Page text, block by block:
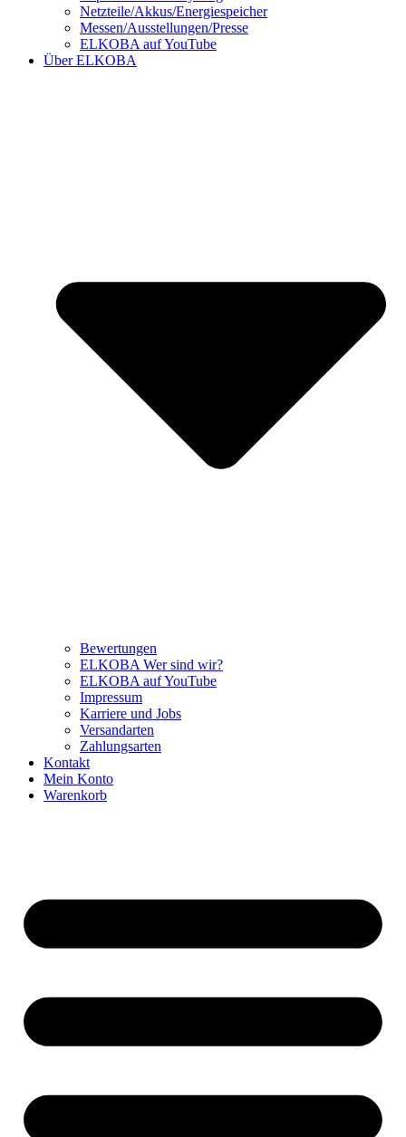
Netzteile/Akkus/Energiespeicher
Messen/Ausstellungen/Presse
ELKOBA auf YouTube
Über ELKOBA
Bewertungen
ELKOBA Wer sind wir?
ELKOBA auf YouTube
Impressum
Karriere und Jobs
Versandarten
Zahlungsarten
Kontakt
Mein Konto
Warenkorb